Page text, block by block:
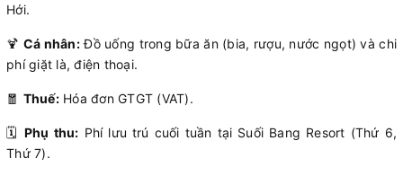
Hới.
🍹 Cá nhân:Đồ uống trong bữa ăn (bia, rượu, nước ngọt) và chi
phí giặt là, điện thoại.
🧧 Thuế:Hóa đơn GTGT (VAT).
🗓️ Phụ thu: Phí lưu trú cuối tuần tại Suối Bang Resort (Thứ 6,
Thứ 7).